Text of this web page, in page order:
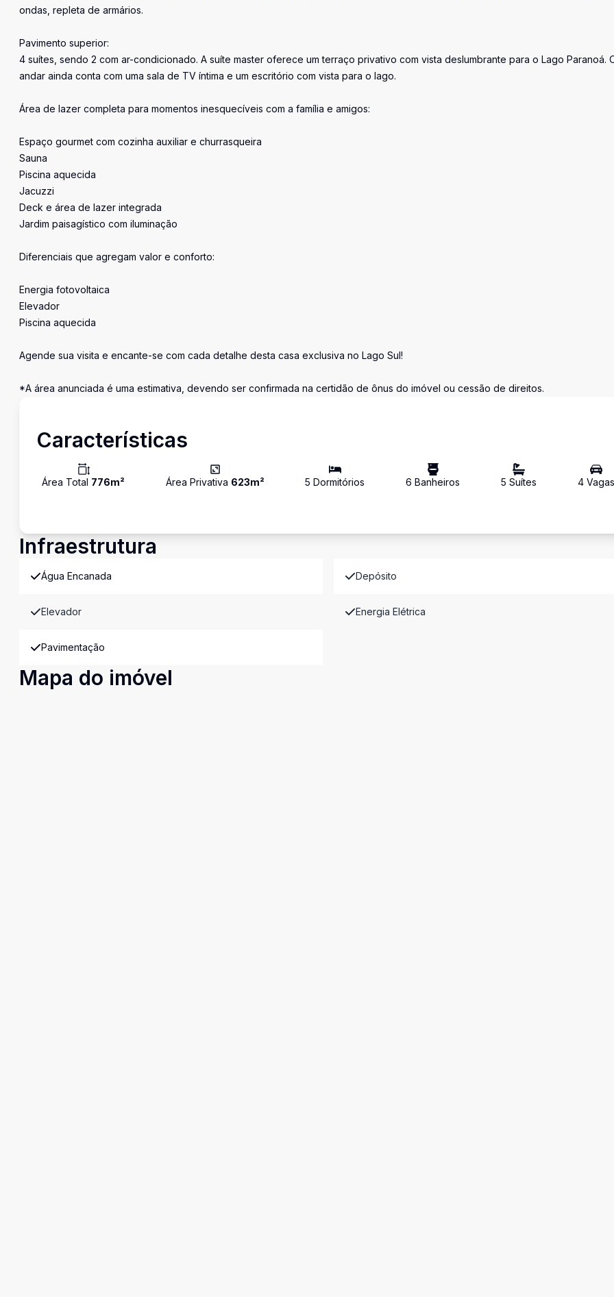
ondas, repleta de armários.
Pavimento superior:
4 suítes, sendo 2 com ar-condicionado. A suíte master oferece um terraço privativo com vista deslumbrante para o Lago Paranoá.
andar ainda conta com uma sala de TV íntima e um escritório com vista para o lago.
Área de lazer completa para momentos inesquecíveis com a família e amigos:
Espaço gourmet com cozinha auxiliar e churrasqueira
Sauna
Piscina aquecida
Jacuzzi
Deck e área de lazer integrada
Jardim paisagístico com iluminação
Diferenciais que agregam valor e conforto:
Energia fotovoltaica
Elevador
Piscina aquecida
Agende sua visita e encante-se com cada detalhe desta casa exclusiva no Lago Sul!
*A área anunciada é uma estimativa, devendo ser confirmada na certidão de ônus do imóvel ou cessão de direitos.
Características
Área Total 776m² Área Privativa 623m² 5 Dormitórios 6 Banheiros 5 Suítes 4Vagas
Infraestrutura
Água Encanada Depósito
Elevador Energia Elétrica
Pavimentação
Mapa do imóvel